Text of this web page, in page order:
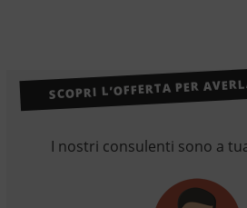
SCOPRI L’OFFERTA PER
I nostri consulenti sono a